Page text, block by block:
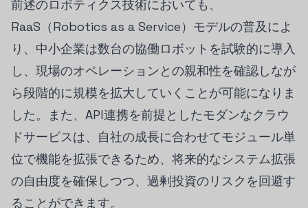
前述のロボティクス技術においても、
RaaS（Robotics as a Service）モデルの普及によ
り、中小企業は数台の協働ロボットを試験的に導入
し、現場のオペレーションとの親和性を確認しなが
ら段階的に規模を拡大していくことが可能になりま
した。また、API連携を前提としたモダンなクラウ
ドサービスは、自社の成長に合わせてモジュール単
位で機能を拡張できるため、将来的なシステム拡張
の自由度を確保しつつ、過剰投資のリスクを回避す
ることができます。